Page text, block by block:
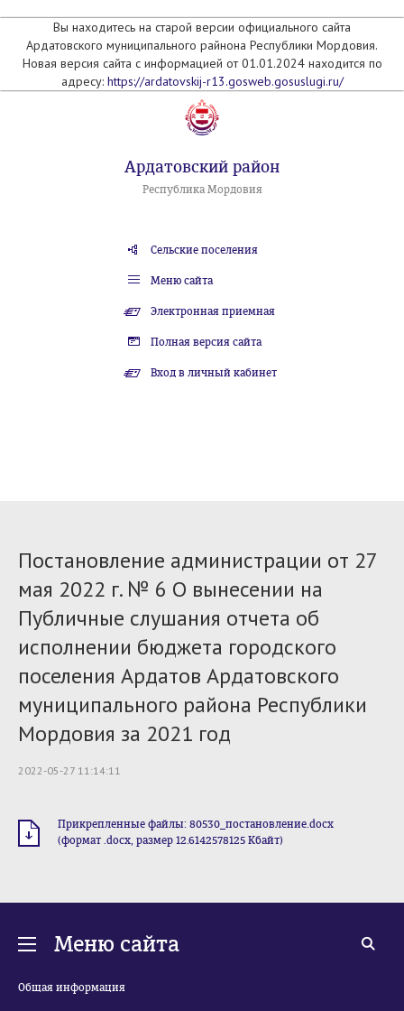
Вы находитесь на старой версии официального сайта
Ардатовского муниципального райнона Республики Мордовия.
Новая версия сайта с информацией от 01.01.2024 находится по
адресу: https://ardatovskij-r13.gosweb.gosuslugi.ru/
Ардатовский район
Республика Мордовия
Сельские поселения
Меню сайта
Электронная приемная
Полная версия сайта
Вход в личный кабинет
Постановление администрации от 27
мая 2022 г. № 6 О вынесении на
Публичные слушания отчета об
исполнении бюджета городского
поселения Ардатов Ардатовского
муниципального района Республики
Мордовия за 2021 год
2022-05-27 11:14:11
Прикрепленные файлы: 80530_постановление.docx
(формат .docx, размер 12.6142578125 Кбайт)
Меню сайта
Общая информация